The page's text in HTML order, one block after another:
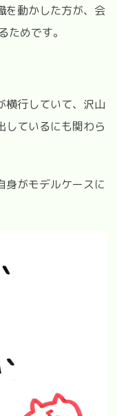
を動かした方が、会
ためです。
横行していて、沢山
しているにも関わら
身がモデルケースに